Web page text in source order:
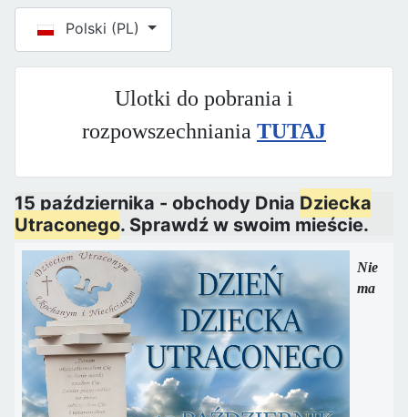
Wybierz swój język
Polski (PL)
Ulotki do pobrania i
rozpowszechniania TUTAJ
15 października - obchody Dnia Dziecka
Utraconego. Sprawdź w swoim mieście.
Nie
ma